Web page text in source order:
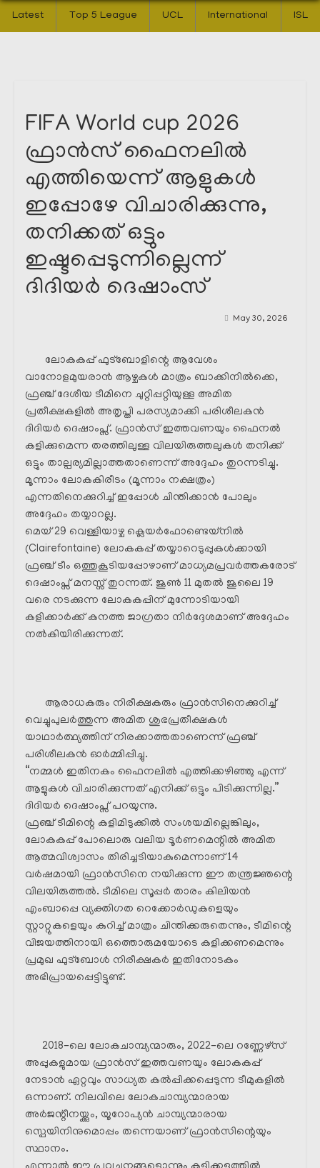
Latest Top 5 League UCL International ISL
FIFA World cup 2026
ഫ്രാൻസ് ഫൈനലിൽ
എത്തിയെന്ന് ആളുകൾ
ഇപ്പോഴേ വിചാരിക്കുന്നു,
തനിക്കത് ഒട്ടും
ഇഷ്ടപ്പെടുന്നില്ലെന്ന്
ദിദിയർ ദെഷാംസ്
May 30, 2026
ലോകകപ്പ് ഫുട്ബോളിന്റെ ആവേശം
വാനോളമുയരാൻ ആഴ്ചകൾ മാത്രം ബാക്കിനിൽക്കെ,
ഫ്രഞ്ച് ദേശീയ ടീമിനെ ചുറ്റിപ്പറ്റിയുള്ള അമിത
പ്രതീക്ഷകളിൽ അതൃപ്തി പരസ്യമാക്കി പരിശീലകൻ
ദിദിയർ ദെഷാംപ്സ്. ഫ്രാൻസ് ഇത്തവണയും ഫൈനൽ
കളിക്കുമെന്ന തരത്തിലുള്ള വിലയിരുത്തലുകൾ തനിക്ക്
ഒട്ടും താല്പര്യമില്ലാത്തതാണെന്ന് അദ്ദേഹം തുറന്നടിച്ചു.
മൂന്നാം ലോകകിരീടം (മൂന്നാം നക്ഷത്രം)
എന്നതിനെക്കുറിച്ച് ഇപ്പോൾ ചിന്തിക്കാൻ പോലും
അദ്ദേഹം തയ്യാറല്ല.
മെയ് 29 വെള്ളിയാഴ്ച ക്ലെയർഫോണ്ടെയ്നിൽ
(Clairefontaine) ലോകകപ്പ് തയ്യാറെടുപ്പുകൾക്കായി
ഫ്രഞ്ച് ടീം ഒത്തുകൂടിയപ്പോഴാണ് മാധ്യമപ്രവർത്തകരോട്
ദെഷാംപ്സ് മനസ്സ് തുറന്നത്. ജൂൺ 11 മുതൽ ജൂലൈ 19
വരെ നടക്കുന്ന ലോകകപ്പിന് മുന്നോടിയായി
കളിക്കാർക്ക് കനത്ത ജാഗ്രതാ നിർദ്ദേശമാണ് അദ്ദേഹം
നൽകിയിരിക്കുന്നത്.
ആരാധകരും നിരീക്ഷകരും ഫ്രാൻസിനെക്കുറിച്ച്
വെച്ചുപുലർത്തുന്ന അമിത ശുഭപ്രതീക്ഷകൾ
യാഥാർത്ഥ്യത്തിന് നിരക്കാത്തതാണെന്ന് ഫ്രഞ്ച്
പരിശീലകൻ ഓർമ്മിപ്പിച്ചു.
“നമ്മൾ ഇതിനകം ഫൈനലിൽ എത്തിക്കഴിഞ്ഞു എന്ന്
ആളുകൾ വിചാരിക്കുന്നത് എനിക്ക് ഒട്ടും പിടിക്കുന്നില്ല.”
ദിദിയർ ദെഷാംപ്സ് പറയുന്നു.
ഫ്രഞ്ച് ടീമിന്റെ കളിമിടുക്കിൽ സംശയമില്ലെങ്കിലും,
ലോകകപ്പ് പോലൊരു വലിയ ടൂർണമെന്റിൽ അമിത
ആത്മവിശ്വാസം തിരിച്ചടിയാകുമെന്നാണ് 14
വർഷമായി ഫ്രാൻസിനെ നയിക്കുന്ന ഈ തന്ത്രജ്ഞന്റെ
വിലയിരുത്തൽ. ടീമിലെ സൂപ്പർ താരം കിലിയൻ
എംബാപ്പെ വ്യക്തിഗത റെക്കോർഡുകളെയും
സ്റ്റാറ്റുകളെയും കുറിച്ച് മാത്രം ചിന്തിക്കരുതെന്നും, ടീമിന്റെ
വിജയത്തിനായി ഒത്തൊരുമയോടെ കളിക്കണമെന്നും
പ്രമുഖ ഫുട്ബോൾ നിരീക്ഷകർ ഇതിനോടകം
അഭിപ്രായപ്പെട്ടിട്ടുണ്ട്.
2018-ലെ ലോകചാമ്പ്യന്മാരും, 2022-ലെ റണ്ണേഴ്സ്
അപ്പുകളുമായ ഫ്രാൻസ് ഇത്തവണയും ലോകകപ്പ്
നേടാൻ ഏറ്റവും സാധ്യത കൽപ്പിക്കപ്പെടുന്ന ടീമുകളിൽ
ഒന്നാണ്. നിലവിലെ ലോകചാമ്പ്യന്മാരായ
അർജന്റീനയ്ക്കും, യൂറോപ്യൻ ചാമ്പ്യന്മാരായ
സ്പെയിനിനുമൊപ്പം തന്നെയാണ് ഫ്രാൻസിന്റെയും
സ്ഥാനം.